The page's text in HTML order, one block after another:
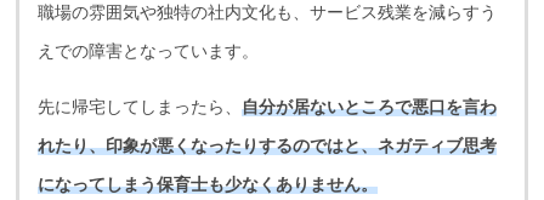
職場の雰囲気や独特の社内文化も、サービス残業を減らすう
えでの障害となっています。
先に帰宅してしまったら、自分が居ないところで悪口を言わ
れたり、印象が悪くなったりするのではと、ネガティブ思考
になってしまう保育士も少なくありません。